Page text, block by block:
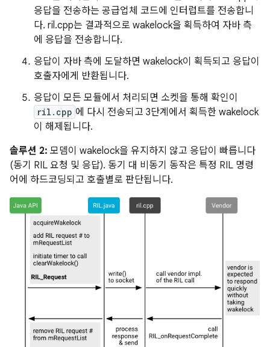
응답을 전송하는 공급업체 코드에 인터럽트를 전송합니
다. ril.cpp는 결과적으로 wakelock을 획득하여 자바 측
에 응답을 전송합니다.
응답이 자바 측에 도달하면 wakelock이 획득되고 응답이
호출자에게 반환됩니다.
응답이 모든 모듈에서 처리되면 소켓을 통해 확인이
ril.cpp 에 다시 전송되고 3단계에서 획득한 wakelock
이 해제됩니다.
솔루션 2: 모뎀이 wakelock을 유지하지 않고 응답이 빠릅니다
(동기 RIL 요청 및 응답). 동기 대 비동기 동작은 특정 RIL 명령
어에 하드코딩되고 호출별로 판단됩니다.